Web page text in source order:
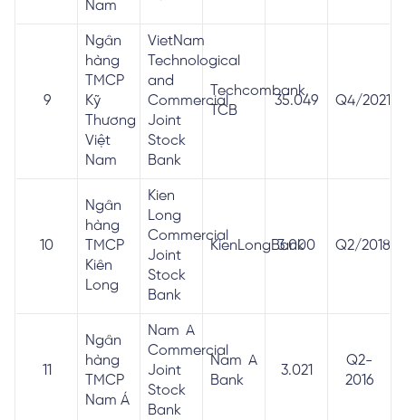
Nam
9
Ngân
hàng
TMCP
Kỹ
Thương
Việt
Nam
VietNam
Technological
and
Commercial
Joint
Stock
Bank
Techcombank,
TCB
35.049 Q4/2021
10
Ngân
hàng
TMCP
Kiên
Long
Kien
Long
Commercial
Joint
Stock
Bank
KienLongBank
3.000 Q2/2018
11
Ngân
hàng
TMCP
Nam Á
Nam A
Commercial
Joint
Stock
Bank
Nam A
Bank
3.021
Q2-
2016